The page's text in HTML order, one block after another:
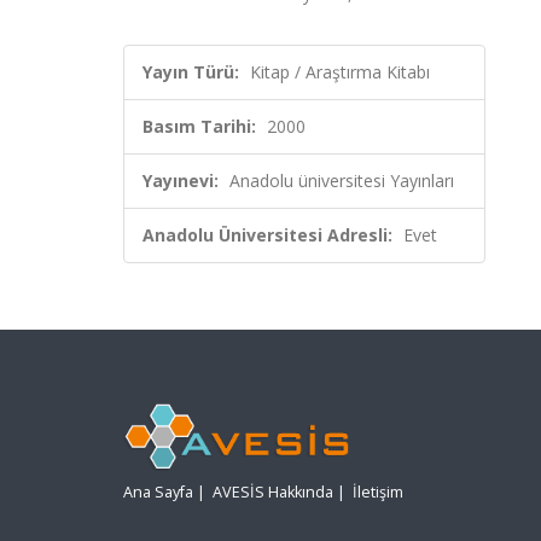
Yayın Türü: Kitap / Araştırma Kitabı
Basım Tarihi: 2000
Yayınevi: Anadolu üniversitesi Yayınları
Anadolu Üniversitesi Adresli: Evet
Ana Sayfa | AVESİS Hakkında | İletişim